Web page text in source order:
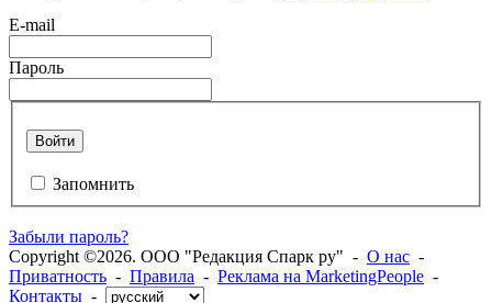
E-mail
Пароль
Войти
Запомнить
Забыли пароль?
Copyright ©2026. ООО "Редакция Спарк ру" - О нас -
Приватность - Правила - Реклама на MarketingPeople -
Контакты -